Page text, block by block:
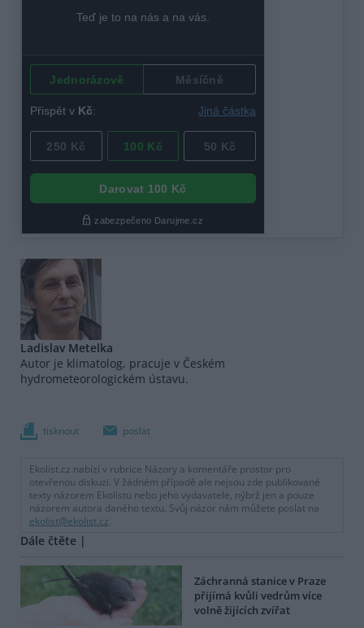
Ladislav Metelka
Autor je klimatolog, pracuje v Českém
hydrometeorologickém ústavu.
tisknout poslat
Ekolist.cz nabízí v rubrice Názory a komentáře prostor pro
otevřenou diskuzi. V žádném případě ale nejsou zde publikované
texty názorem Ekolistu nebo jeho vydavatele, nýbrž jen a pouze
názorem autora daného textu. Svůj názor nám můžete poslat na
ekolist@ekolist.cz.
Dále čtěte |
Záchranná stanice v Praze
přijímá kvůli vedrům více
volně žijících zvířat